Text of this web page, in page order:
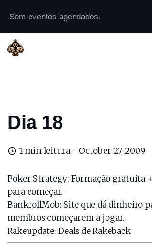
Sem eventos agendados.
Dia 18
1 min leitura - October 27, 2009
Poker Strategy: Formação gratuita
para começar.
BankrollMob: Site que dá dinheiro
membros começarem a jogar.
Rakeupdate: Deals de Rakeback